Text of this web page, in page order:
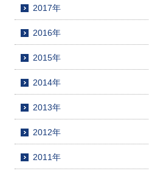
2017年
2016年
2015年
2014年
2013年
2012年
2011年